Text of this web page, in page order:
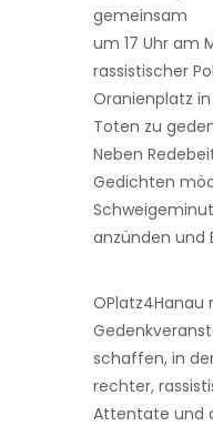
gemeinsam
um 17 Uhr am
rassistischer
Oranienplatz
Toten zu
Neben
Gedichten
anzünden und
schaffen, in
rechter,
Attentate und